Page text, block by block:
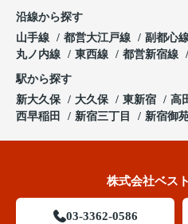
沿線から探す
山手線
都営大江戸線 副都心
丸ノ内線
東西線 都営新宿線
駅から探す
新大久保
大久保 東新宿 高
西早稲田
新宿三丁目 新宿御
株式会社ベス
03-3362-0586